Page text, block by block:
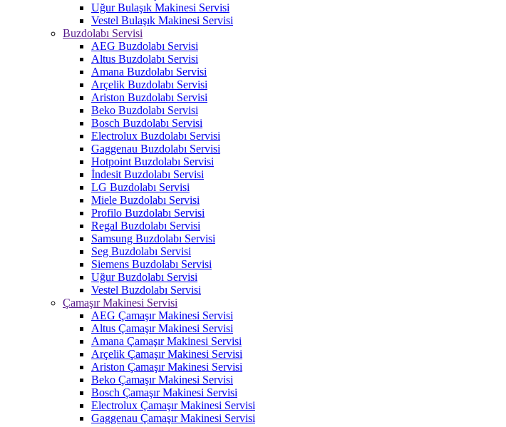
Uğur Bulaşık Makinesi Servisi
Vestel Bulaşık Makinesi Servisi
Buzdolabı Servisi
AEG Buzdolabı Servisi
Altus Buzdolabı Servisi
Amana Buzdolabı Servisi
Arçelik Buzdolabı Servisi
Ariston Buzdolabı Servisi
Beko Buzdolabı Servisi
Bosch Buzdolabı Servisi
Electrolux Buzdolabı Servisi
Gaggenau Buzdolabı Servisi
Hotpoint Buzdolabı Servisi
İndesit Buzdolabı Servisi
LG Buzdolabı Servisi
Miele Buzdolabı Servisi
Profilo Buzdolabı Servisi
Regal Buzdolabı Servisi
Samsung Buzdolabı Servisi
Seg Buzdolabı Servisi
Siemens Buzdolabı Servisi
Uğur Buzdolabı Servisi
Vestel Buzdolabı Servisi
Çamaşır Makinesi Servisi
AEG Çamaşır Makinesi Servisi
Altus Çamaşır Makinesi Servisi
Amana Çamaşır Makinesi Servisi
Arçelik Çamaşır Makinesi Servisi
Ariston Çamaşır Makinesi Servisi
Beko Çamaşır Makinesi Servisi
Bosch Çamaşır Makinesi Servisi
Electrolux Çamaşır Makinesi Servisi
Gaggenau Çamaşır Makinesi Servisi